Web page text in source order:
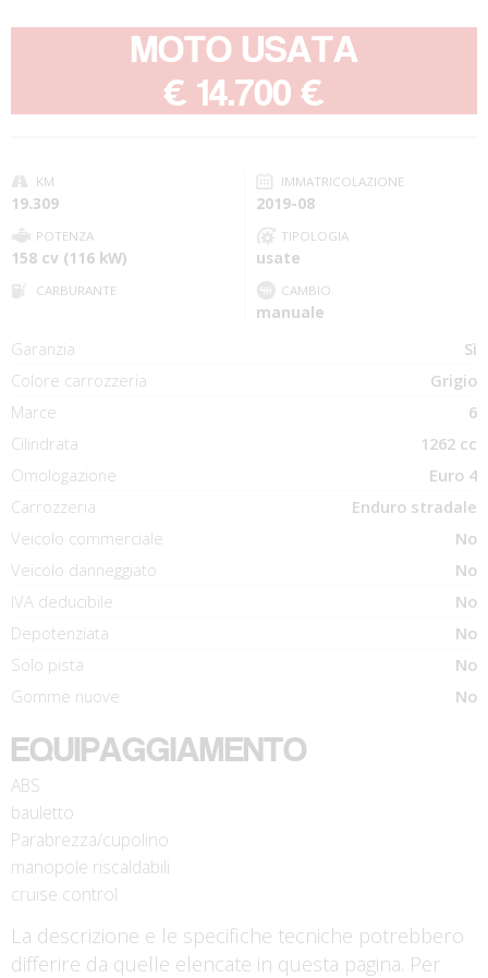
MOTO USATA
€ 14.700 €
KM
19.309
IMMATRICOLAZIONE
2019-08
POTENZA
158 cv (116 kW)
TIPOLOGIA
usate
CARBURANTE CAMBIO
manuale
Garanzia
Sì
Colore carrozzeria
Grigio
Marce
6
Cilindrata
1262 cc
Omologazione
Euro 4
Carrozzeria
Enduro stradale
Veicolo commerciale
No
Veicolo danneggiato
No
IVA deducibile
No
Depotenziata
No
Solo pista
No
Gomme nuove
No
EQUIPAGGIAMENTO
ABS
bauletto
Parabrezza/cupolino
manopole riscaldabili
cruise control
La descrizione e le specifiche tecniche potrebbero
differire da quelle elencate in questa pagina. Per